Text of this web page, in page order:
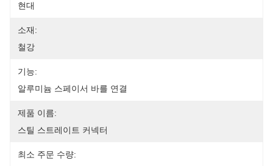
현대
소재:
철강
기능:
알루미늄 스페이서 바를 연결
제품 이름:
스틸 스트레이트 커넥터
최소 주문 수량: